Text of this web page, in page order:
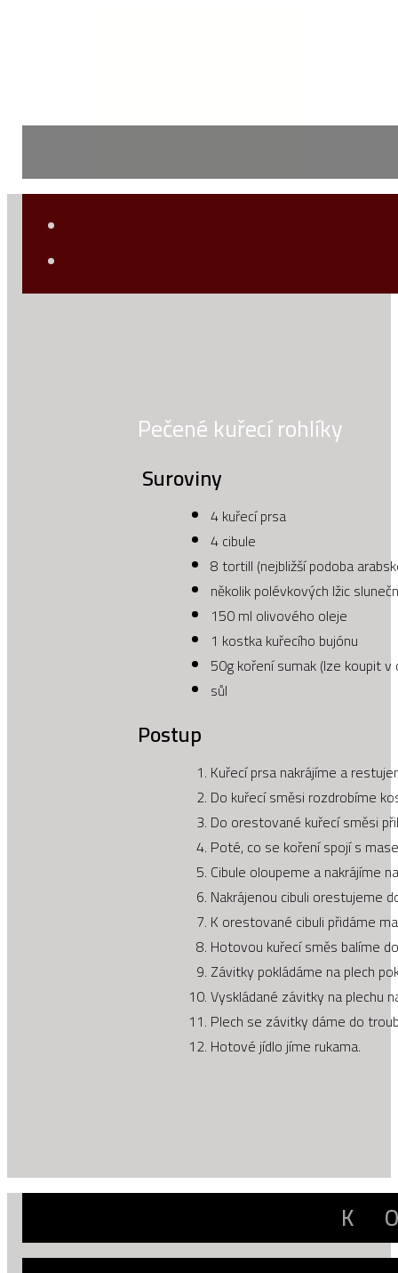
Pečené kuřecí rohlíky
Suroviny
4 kuřecí prsa
4 cibule
8 tortill (nejbližší podoba
několik polévkových lžic
150 ml olivového oleje
1 kostka kuřecího bujónu
50g koření sumak (lze koupit
sůl
Postup
Kuřecí prsa nakrájíme a
Do kuřecí směsi rozdrobíme
Do orestované kuřecí směsi
Poté, co se koření spojí s
Cibule oloupeme a nakrájíme
Nakrájenou cibuli orestujeme
K orestované cibuli přidáme
Hotovou kuřecí směs balíme
Závitky pokládáme na plech
Vyskládané závitky na plechu
Plech se závitky dáme do
Hotové jídlo jíme rukama.